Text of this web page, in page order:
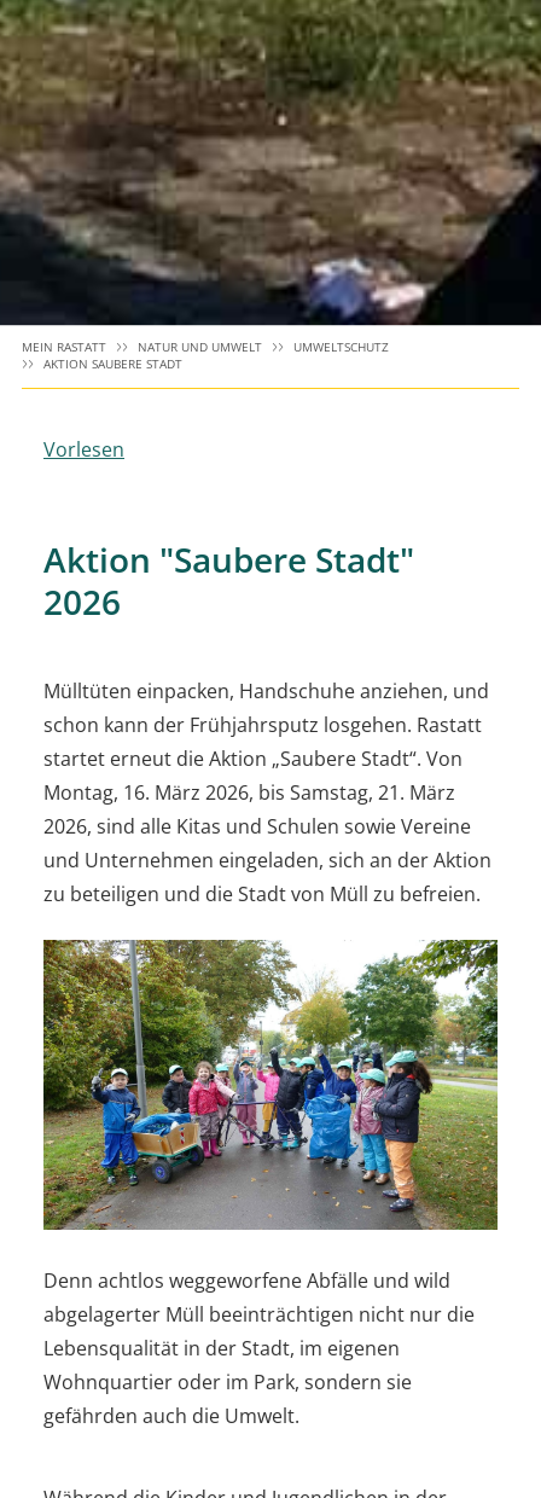
MEIN RASTATT NATUR UND UMWELT
UMWELTSCHUTZ
AKTION SAUBERE STADT
Vorlesen
Aktion "Saubere Stadt"
2026
Mülltüten einpacken, Handschuhe anziehen, und
schon kann der Frühjahrsputz losgehen. Rastatt
startet erneut die Aktion „Saubere Stadt“. Von
Montag, 16. März 2026, bis Samstag, 21. März
2026, sind alle Kitas und Schulen sowie Vereine
und Unternehmen eingeladen, sich an der Aktion
zu beteiligen und die Stadt von Müll zu befreien.
Denn achtlos weggeworfene Abfälle und wild
abgelagerter Müll beeinträchtigen nicht nur die
Lebensqualität in der Stadt, im eigenen
Wohnquartier oder im Park, sondern sie
gefährden auch die Umwelt.